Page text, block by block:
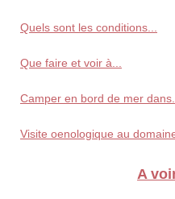
Quels sont les conditions...
Que faire et voir à...
Camper en bord de mer
Visite oenologique au
A